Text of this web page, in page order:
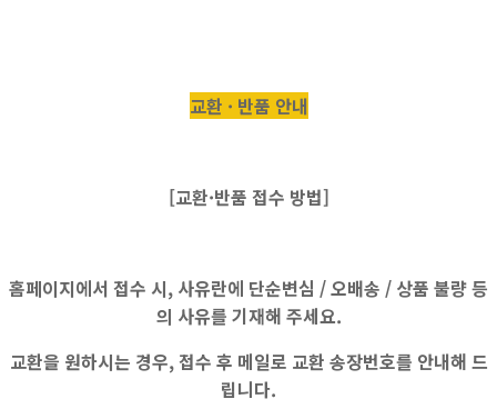
교환 · 반품 안내
[교환·반품 접수 방법]
홈페이지에서 접수 시, 사유란에 단순변심 / 오배송 / 상품 불량등
의 사유를 기재해 주세요.
교환을 원하시는 경우, 접수 후 메일로 교환 송장번호를 안내해 드
립니다.